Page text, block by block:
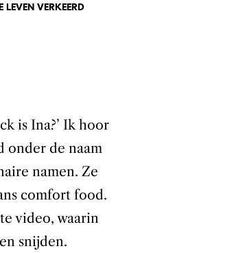
LEVEN VERKEERD
is Ina?’ Ik hoor
onder de naam
namen. Ze
comfort food.
video, waarin
snijden.